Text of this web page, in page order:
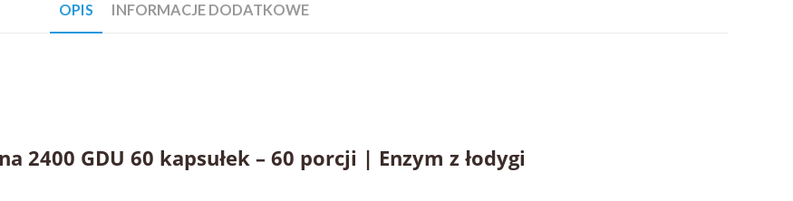
OPIS INFORMACJE DODATKOWE
2400 GDU 60 kapsułek – 60 porcji | Enzym z łodygi